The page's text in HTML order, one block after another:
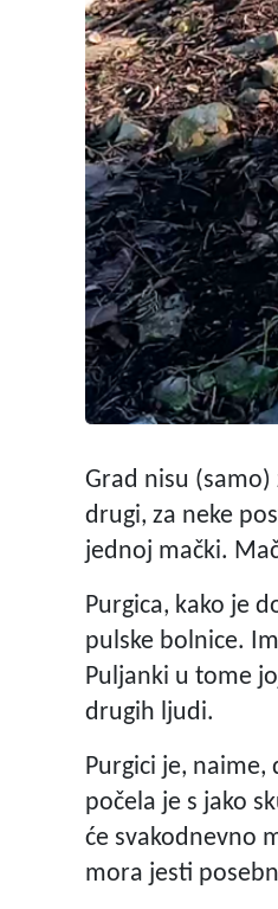
Grad nisu
drugi, za neke
jednoj mački.
Purgica, kako je
pulske bolnice.
Puljanki u tome
drugih ljudi.
Purgici je,
počela je s jako
će svakodnevno
mora jesti